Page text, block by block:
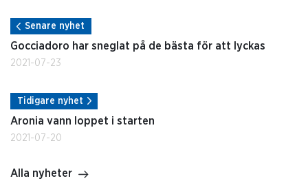
Senare nyhet
Gocciadoro har sneglat på de bästa för att lyckas
2021-07-23
Tidigare nyhet
Aronia vann loppet i starten
2021-07-20
Alla nyheter